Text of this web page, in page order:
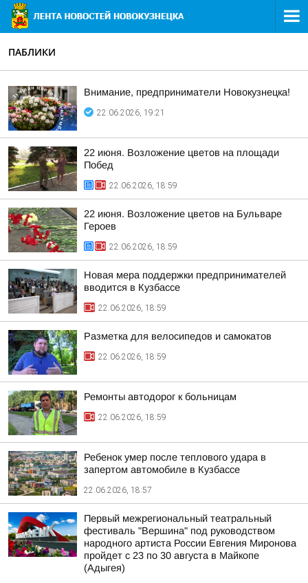
ПАБЛИКИ
Внимание, предприниматели Новокузнецка!
22.06.2026, 19:21
22 июня. Возложение цветов на площади
Побед
22.06.2026, 18:59
22 июня. Возложение цветов на Бульваре
Героев
22.06.2026, 18:59
Новая мера поддержки предпринимателей
вводится в Кузбассе
22.06.2026, 18:59
Разметка для велосипедов и самокатов
22.06.2026, 18:59
Ремонты автодорог к больницам
22.06.2026, 18:59
Ребенок умер после теплового удара в
запертом автомобиле в Кузбассе
22.06.2026, 18:57
Первый межрегиональный театральный
фестиваль "Вершина" под руководством
народного артиста России Евгения Миронова
пройдет с 23 по 30 августа в Майкопе
(Адыгея)